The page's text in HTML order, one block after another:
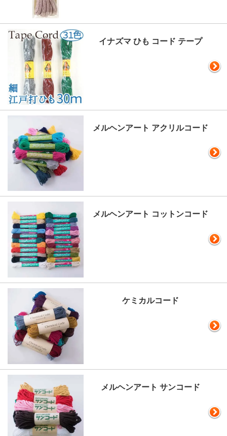
イナズマ ひも コード テープ
メルヘンアート アクリルコード
メルヘンアート コットンコード
ケミカルコード
メルヘンアート サンコード